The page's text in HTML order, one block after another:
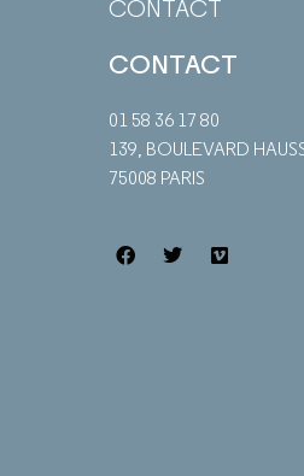
CONTACT
CONTACT
01 58 36 17 80
139, BOULEVARD
75008 PARIS